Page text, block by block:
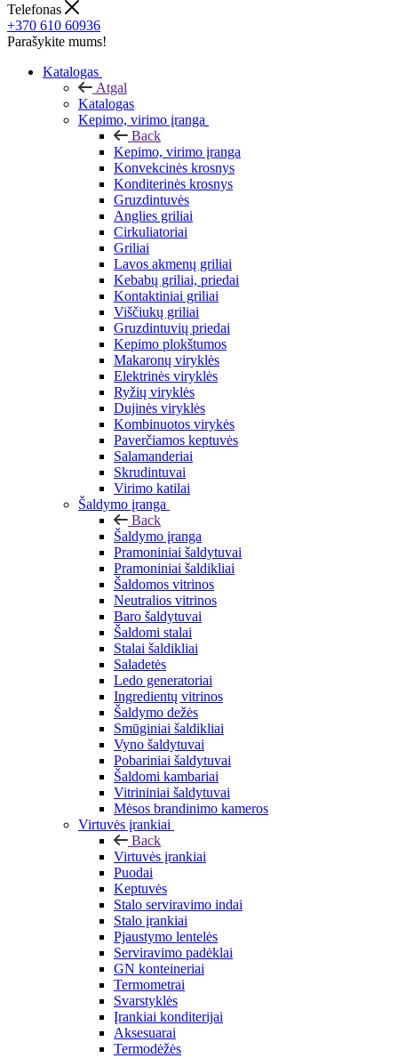
Telefonas
+370 610 60936
Parašykite mums!
Katalogas
Atgal
Katalogas
Kepimo, virimo įranga
Back
Kepimo, virimo įranga
Konvekcinės krosnys
Konditerinės krosnys
Gruzdintuvės
Anglies griliai
Cirkuliatoriai
Griliai
Lavos akmenų griliai
Kebabų griliai, priedai
Kontaktiniai griliai
Viščiukų griliai
Gruzdintuvių priedai
Kepimo plokštumos
Makaronų viryklės
Elektrinės viryklės
Ryžių viryklės
Dujinės viryklės
Kombinuotos virykės
Paverčiamos keptuvės
Salamanderiai
Skrudintuvai
Virimo katilai
Šaldymo įranga
Back
Šaldymo įranga
Pramoniniai šaldytuvai
Pramoniniai šaldikliai
Šaldomos vitrinos
Neutralios vitrinos
Baro šaldytuvai
Šaldomi stalai
Stalai šaldikliai
Saladetės
Ledo generatoriai
Ingredientų vitrinos
Šaldymo dežės
Smūginiai šaldikliai
Vyno šaldytuvai
Pobariniai šaldytuvai
Šaldomi kambariai
Vitrininiai šaldytuvai
Mėsos brandinimo kameros
Virtuvės įrankiai
Back
Virtuvės įrankiai
Puodai
Keptuvės
Stalo serviravimo indai
Stalo įrankiai
Pjaustymo lentelės
Serviravimo padėklai
GN konteineriai
Termometrai
Svarstyklės
Įrankiai konditerijai
Aksesuarai
Termodėžės